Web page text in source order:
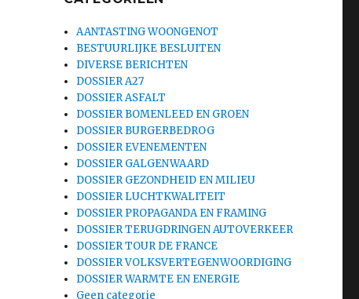
AANTASTING WOONGENOT
BESTUURLIJKE BESLUITEN
DIVERSE BERICHTEN
DOSSIER A27
DOSSIER ASFALT
DOSSIER BOMENLEED EN GROEN
DOSSIER BURGERBEDROG
DOSSIER EVENEMENTEN
DOSSIER GALGENWAARD
DOSSIER GEZONDHEID EN MILIEU
DOSSIER LUCHTKWALITEIT
DOSSIER PROPAGANDA EN FRAMING
DOSSIER TERUGDRINGEN AUTOVERKEER
DOSSIER TOUR DE FRANCE
DOSSIER VOLKSVERTEGENWOORDIGING
DOSSIER WARMTE EN ENERGIE
Geen categorie